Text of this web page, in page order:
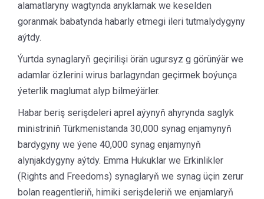
alamatlaryny wagtynda anyklamak we keselden
goranmak babatynda habarly etmegi ileri tutmalydygyny
aýtdy.
Ýurtda synaglaryň geçirilişi örän ugursyz g görünýär we
adamlar özlerini wirus barlagyndan geçirmek boýunça
ýeterlik maglumat alyp bilmeýärler.
Habar beriş serişdeleri aprel aýynyň ahyrynda saglyk
ministriniň Türkmenistanda 30,000 synag enjamynyň
bardygyny we ýene 40,000 synag enjamynyň
alynjakdygyny aýtdy. Emma Hukuklar we Erkinlikler
(Rights and Freedoms) synaglaryň we synag üçin zerur
bolan reagentleriň, himiki serişdeleriň we enjamlaryň